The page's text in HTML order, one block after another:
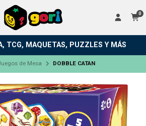
0
TCG, MAQUETAS, PUZZLES Y MÁS
de Mesa DOBBLE CATAN